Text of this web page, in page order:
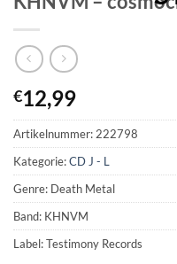
€12,99
Artikelnummer: 222798
Kategorie:CD J - L
Genre: Death Metal
Band: KHNVM
Label: Testimony Records